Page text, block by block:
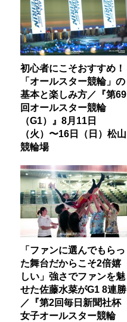
初心者にこそおすすめ！
「オールスター競輪」の
基本と楽しみ方／『第69
回オールスター競輪
（G1）』8月11日
（火）〜16日（日）松山
競輪場
「ファンに選んでもらっ
た舞台だからこそ2倍嬉
しい」強さでファンを魅
せた佐藤水菜がG1 8連勝
／『第2回毎日新聞社杯
女子オールスター競輪